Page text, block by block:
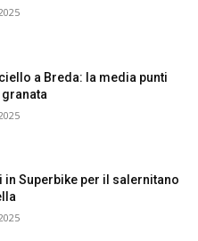
a Breda: la media punti
in Superbike per il salernitano